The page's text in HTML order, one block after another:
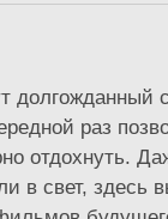
долгожданный
раз
отдохнуть.
в свет, здесь